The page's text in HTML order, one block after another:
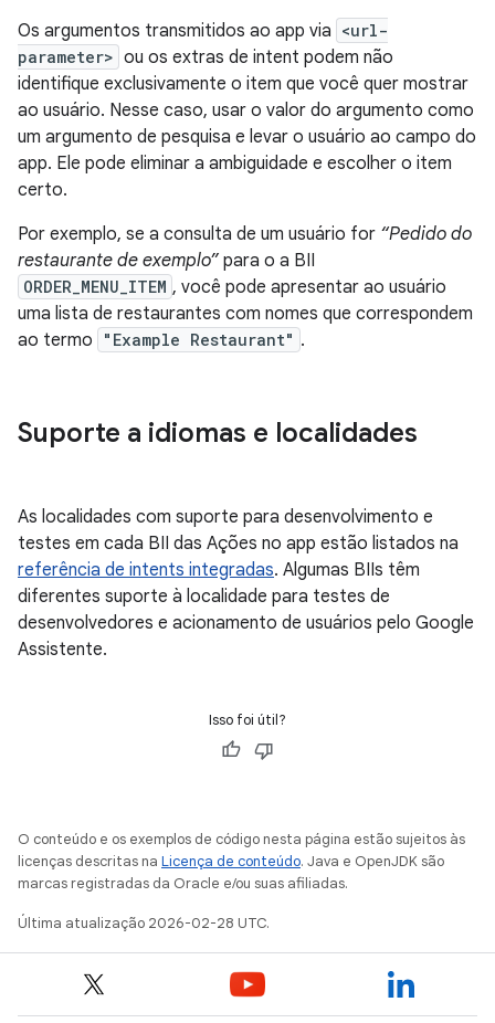
Os argumentos transmitidos ao app via <url-
parameter> ou os extras de intent podem não
identifique exclusivamente o item que você quer mostrar
ao usuário. Nesse caso, usar o valor do argumento como
um argumento de pesquisa e levar o usuário ao campo do
app. Ele pode eliminar a ambiguidade e escolher o item
certo.
Por exemplo, se a consulta de um usuário for “Pedido do
restaurante de exemplo” para o a BII
ORDER_MENU_ITEM , você pode apresentar ao usuário
uma lista de restaurantes com nomes que correspondem
ao termo
"Example Restaurant" .
Suporte a idiomas e localidades
As localidades com suporte para desenvolvimento e
testes em cada BII das Ações no app estão listados na
referência de intents integradas. Algumas BIIs têm
diferentes suporte à localidade para testes de
desenvolvedores e acionamento de usuários pelo Google
Assistente.
Isso foi útil?
O conteúdo e os exemplos de código nesta página estão sujeitos às
licenças descritas na Licença de conteúdo. Java e OpenJDK são
marcas registradas da Oracle e/ou suas afiliadas.
Última atualização 2026-02-28 UTC.